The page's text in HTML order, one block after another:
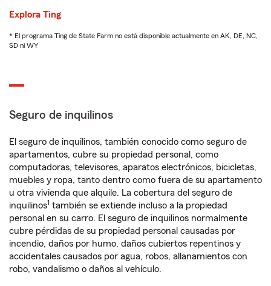
Explora Ting
* El programa Ting de State Farm no está disponible actualmente en AK, DE, NC,
SD ni WY
Seguro de inquilinos
El seguro de inquilinos, también conocido como seguro de
apartamentos, cubre su propiedad personal, como
computadoras, televisores, aparatos electrónicos, bicicletas,
muebles y ropa, tanto dentro como fuera de su apartamento
u otra vivienda que alquile. La cobertura del seguro de
inquilinos1 también se extiende incluso a la propiedad
personal en su carro. El seguro de inquilinos normalmente
cubre pérdidas de su propiedad personal causadas por
incendio, daños por humo, daños cubiertos repentinos y
accidentales causados por agua, robos, allanamientos con
robo, vandalismo o daños al vehículo.